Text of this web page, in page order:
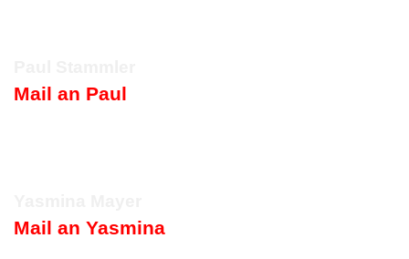
Mail an Paul
Mail an Yasmina